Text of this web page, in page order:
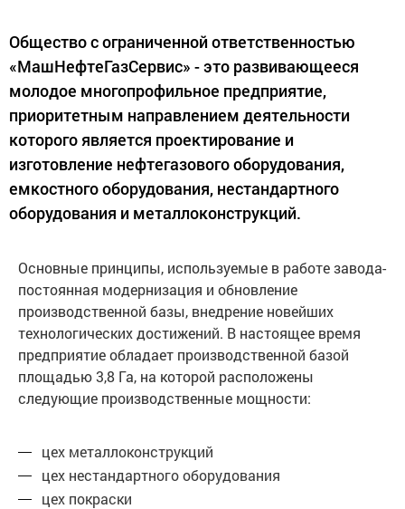
Общество с ограниченной ответственностью
«МашНефтеГазСервис» - это развивающееся
молодое многопрофильное предприятие,
приоритетным направлением деятельности
которого является проектирование и
изготовление нефтегазового оборудования,
емкостного оборудования, нестандартного
оборудования и металлоконструкций.
Основные принципы, используемые в работе завода-
постоянная модернизация и обновление
производственной базы, внедрение новейших
технологических достижений. В настоящее время
предприятие обладает производственной базой
площадью 3,8 Га, на которой расположены
следующие производственные мощности:
цех металлоконструкций
цех нестандартного оборудования
цех покраски